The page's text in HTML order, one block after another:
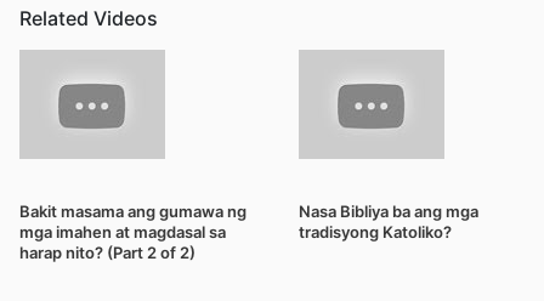
Related Videos
Bakit masama ang gumawa ng
mga imahen at magdasal sa
harap nito? (Part 2 of 2)
Nasa Bibliya ba ang mga
tradisyong Katoliko?